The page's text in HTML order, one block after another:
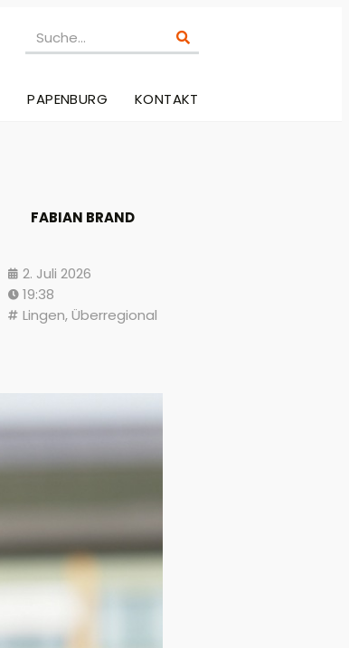
PAPENBURG KONTAKT
FABIAN BRAND
2. Juli 2026
19:38
Lingen,Überregional